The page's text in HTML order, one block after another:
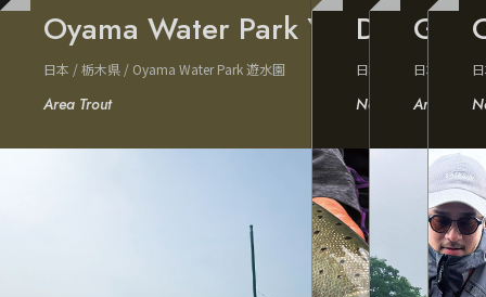
Oyama Water Park Yusuien,
日本 / 栃木県 / Oyama Water Park 遊水園
Area Trout
Doto
日本／北海道 道東河
Native Trout
日本 / 新潟
Area Trout